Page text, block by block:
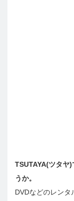
TSUTAYA(ツタヤ
うか。
DVDなどのレンタ